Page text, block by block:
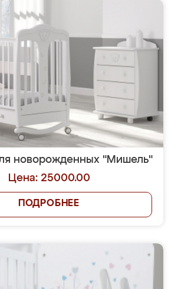
новорожденных "Мишель"
Цена: 25000.00
ПОДРОБНЕЕ